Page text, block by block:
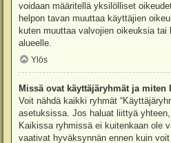
voidaan määritellä yksilölliset
helpon tavan muuttaa käyttäjien
kuten muuttaa valvojien oikeuksia tai
alueelle.
Ylös
Missä ovat käyttäjäryhmät ja
Voit nähdä kaikki ryhmät
asetuksissa. Jos haluat liittyä
Kaikissa ryhmissä ei kuitenkaan ole
vaativat hyväksynnän ennen kuin